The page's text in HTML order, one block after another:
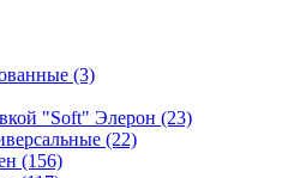
(3)
"Soft" Элерон (23)
(22)
(156)